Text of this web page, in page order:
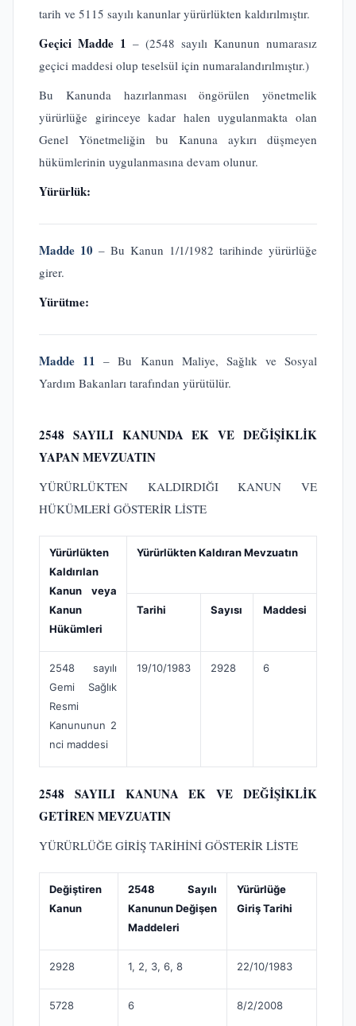
tarih ve 5115 sayılı kanunlar yürürlükten kaldırılmıştır.
Geçici Madde 1 – (2548 sayılı Kanunun numarasız
geçici maddesi olup teselsül için numaralandırılmıştır.)
Bu Kanunda hazırlanması öngörülen yönetmelik
yürürlüğe girinceye kadar halen uygulanmakta olan
Genel Yönetmeliğin bu Kanuna aykırı düşmeyen
hükümlerinin uygulanmasına devam olunur.
Yürürlük:
Madde 10 – Bu Kanun 1/1/1982 tarihinde yürürlüğe
girer.
Yürütme:
Madde 11 – Bu Kanun Maliye, Sağlık ve Sosyal
Yardım Bakanları tarafından yürütülür.
2548 SAYILI KANUNDA EK VE DEĞİŞİKLİK
YAPAN MEVZUATIN
YÜRÜRLÜKTEN KALDIRDIĞI KANUN VE
HÜKÜMLERİ GÖSTERİR LİSTE
Yürürlükten
Kaldırılan
Kanun veya
Kanun
Hükümleri
Yürürlükten Kaldıran Mevzuatın
Tarihi Sayısı Maddesi
2548 sayılı
Gemi Sağlık
Resmi
Kanununun 2
nci maddesi
19/10/1983 2928 6
2548 SAYILI KANUNA EK VE DEĞİŞİKLİK
GETİREN MEVZUATIN
YÜRÜRLÜĞE GİRİŞ TARİHİNİ GÖSTERİR LİSTE
Değiştiren
Kanun
2548 Sayılı
Kanunun Değişen
Maddeleri
Yürürlüğe
Giriş Tarihi
2928 1, 2, 3, 6, 8 22/10/1983
5728 6 8/2/2008